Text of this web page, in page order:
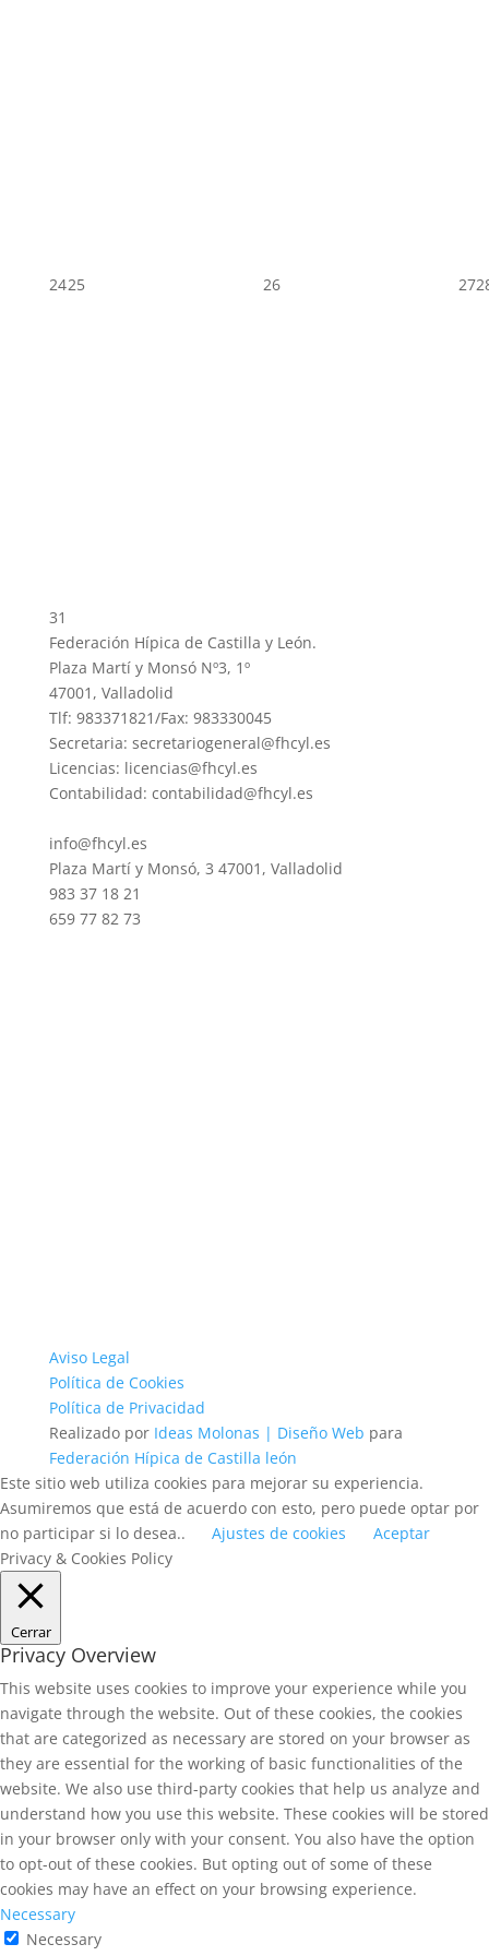
2425 26 27
31
Federación Hípica de Castilla y León.
Plaza Martí y Monsó Nº3, 1º
47001, Valladolid
Tlf: 983371821/Fax: 983330045
Secretaria: secretariogeneral@fhcyl.es
Licencias: licencias@fhcyl.es
Contabilidad: contabilidad@fhcyl.es
info@fhcyl.es
Plaza Martí y Monsó, 3 47001, Valladolid
983 37 18 21
659 77 82 73
Aviso Legal
Política de Cookies
Política de Privacidad
Realizado por Ideas Molonas | Diseño Web para
Federación Hípica de Castilla león
Este sitio web utiliza cookies para mejorar su experiencia.
Asumiremos que está de acuerdo con esto, pero puede optar por
no participar si lo desea..
Ajustes de cookies
Aceptar
Privacy & Cookies Policy
Cerrar
Privacy Overview
This website uses cookies to improve your experience while you
navigate through the website. Out of these cookies, the cookies
that are categorized as necessary are stored on your browser as
they are essential for the working of basic functionalities of the
website. We also use third-party cookies that help us analyze and
understand how you use this website. These cookies will be stored
in your browser only with your consent. You also have the option
to opt-out of these cookies. But opting out of some of these
cookies may have an effect on your browsing experience.
Necessary
Necessary